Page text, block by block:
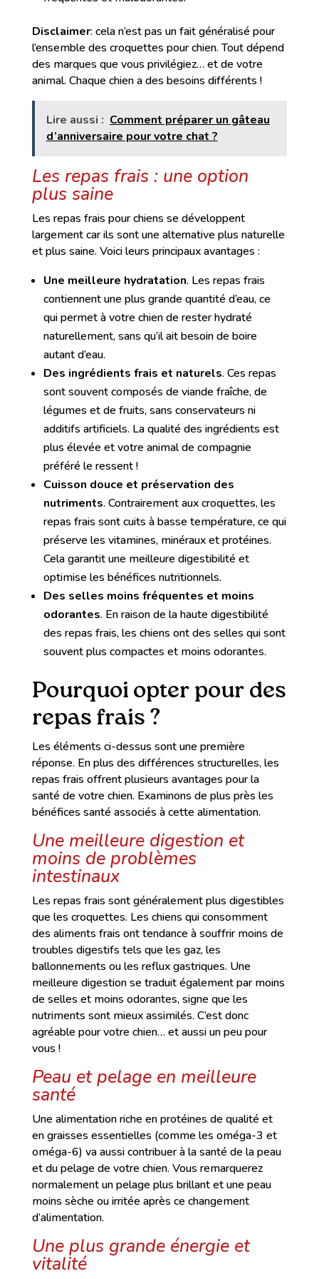
Disclaimer: cela n’est pas un fait généralisé pour
l’ensemble des croquettes pour chien. Tout dépend
des marques que vous privilégiez… et de votre
animal. Chaque chien a des besoins différents !
Lire aussi : Comment préparer un gâteau
d’anniversaire pour votre chat ?
Les repas frais : une option
plus saine
Les repas frais pour chiens se développent
largement car ils sont une alternative plus naturelle
et plus saine. Voici leurs principaux avantages :
Une meilleure hydratation. Les repas frais
contiennent une plus grande quantité d’eau, ce
qui permet à votre chien de rester hydraté
naturellement, sans qu’il ait besoin de boire
autant d’eau.
Des ingrédients frais et naturels. Ces repas
sont souvent composés de viande fraîche, de
légumes et de fruits, sans conservateurs ni
additifs artificiels. La qualité des ingrédients est
plus élevée et votre animal de compagnie
préféré le ressent !
Cuisson douce et préservation des
nutriments. Contrairement aux croquettes, les
repas frais sont cuits à basse température, ce qui
préserve les vitamines, minéraux et protéines.
Cela garantit une meilleure digestibilité et
optimise les bénéfices nutritionnels.
Des selles moins fréquentes et moins
odorantes. En raison de la haute digestibilité
des repas frais, les chiens ont des selles qui sont
souvent plus compactes et moins odorantes.
Pourquoi opter pour des
repas frais ?
Les éléments ci-dessus sont une première
réponse. En plus des différences structurelles, les
repas frais offrent plusieurs avantages pour la
santé de votre chien. Examinons de plus près les
bénéfices santé associés à cette alimentation.
Une meilleure digestion et
moins de problèmes
intestinaux
Les repas frais sont généralement plus digestibles
que les croquettes. Les chiens qui consomment
des aliments frais ont tendance à souffrir moins de
troubles digestifs tels que les gaz, les
ballonnements ou les reflux gastriques. Une
meilleure digestion se traduit également par moins
de selles et moins odorantes, signe que les
nutriments sont mieux assimilés. C’est donc
agréable pour votre chien… et aussi un peu pour
vous !
Peau et pelage en meilleure
santé
Une alimentation riche en protéines de qualité et
en graisses essentielles (comme les oméga-3 et
oméga-6) va aussi contribuer à la santé de la peau
et du pelage de votre chien. Vous remarquerez
normalement un pelage plus brillant et une peau
moins sèche ou irritée après ce changement
d’alimentation.
Une plus grande énergie et
vitalité